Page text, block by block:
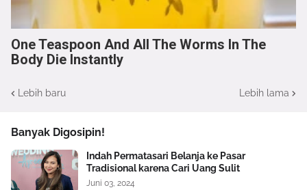
One Teaspoon And All The Worms In The
Body Die Instantly
Lebih baru Lebih lama
Banyak Digosipin!
Indah Permatasari Belanja ke Pasar
Tradisional karena Cari Uang Sulit
Juni 03, 2024